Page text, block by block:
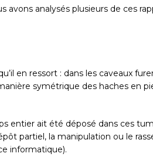
analysés plusieurs de ces
en ressort : dans les caveaux
symétrique des haches en
entier ait été déposé dans ces
partiel, la manipulation ou le
informatique).